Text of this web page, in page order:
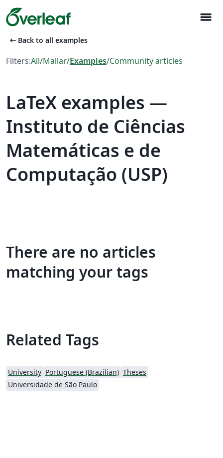
menu
arrow_left_alt Back to all examples
Filters:All/Mallar/Examples/Community articles
LaTeX examples —
Instituto de Ciências
Matemáticas e de
Computação (USP)
There are no articles
matching your tags
Related Tags
University Portuguese (Brazilian) Theses
Universidade de São Paulo